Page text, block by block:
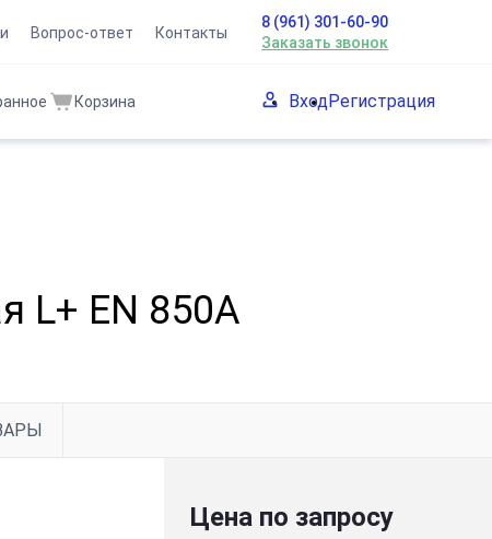
Вопрос-ответ Контакты
8 (961) 301-60-90
Заказать звонок
Корзина ВходРегистрация
L+ EN 850A
Цена по запросу